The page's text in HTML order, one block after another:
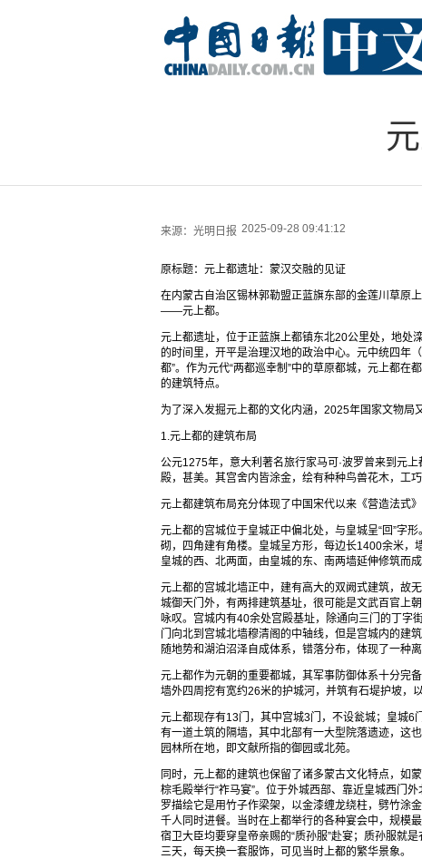
来源： 光明日报 2025-09-28 09:41:12
原标题：元上都遗址：蒙汉交融的见证
在内蒙古自治区锡林郭勒盟正蓝旗东部的金莲川草原
——元上都。
元上都遗址，位于正蓝旗上都镇东北20公里处，地处
的时间里，开平是治理汉地的政治中心。元中统四年
都”。作为元代“两都巡幸制”中的草原都城，元上都
的建筑特点。
为了深入发掘元上都的文化内涵，2025年国家文物局
1.元上都的建筑布局
公元1275年，意大利著名旅行家马可·波罗曾来到元
殿，甚美。其宫舍内皆涂金，绘有种种鸟兽花木，工
元上都建筑布局充分体现了中国宋代以来《营造法式
元上都的宫城位于皇城正中偏北处，与皇城呈“回”字
砌，四角建有角楼。皇城呈方形，每边长1400余米
皇城的西、北两面，由皇城的东、南两墙延伸修筑而
元上都的宫城北墙正中，建有高大的双阙式建筑，故
城御天门外，有两排建筑基址，很可能是文武百官上
咏叹。宫城内有40余处宫殿基址，除通向三门的丁字
门向北到宫城北墙穆清阁的中轴线，但是宫城内的建
随地势和湖泊沼泽自成体系，错落分布，体现了一种
元上都作为元朝的重要都城，其军事防御体系十分完
墙外四周挖有宽约26米的护城河，并筑有石堤护坡，
元上都现存有13门，其中宫城3门，不设瓮城；皇城6
有一道土筑的隔墙，其中北部有一大型院落遗迹，这
园林所在地，即文献所指的御园或北苑。
同时，元上都的建筑也保留了诸多蒙古文化特点，如
棕毛殿举行“祚马宴”。位于外城西部、靠近皇城西门
罗描绘它是用竹子作梁架，以金漆缠龙绕柱，劈竹涂
千人同时进餐。当时在上都举行的各种宴会中，规模
宿卫大臣均要穿皇帝亲赐的“质孙服”赴宴；质孙服就
三天，每天换一套服饰，可见当时上都的繁华景象。